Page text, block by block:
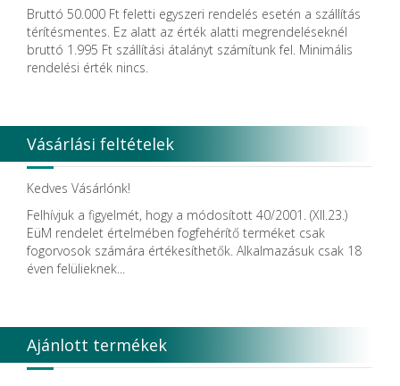
Bruttó 50.000 Ft feletti egyszeri rendelés esetén a szállítás
térítésmentes. Ez alatt az érték alatti megrendeléseknél
bruttó 1.995 Ft szállítási átalányt számítunk fel. Minimális
rendelési érték nincs.
Vásárlási feltételek
Kedves Vásárlónk!
Felhívjuk a figyelmét, hogy a módosított 40/2001. (XII.23.)
EüM rendelet értelmében fogfehérítő terméket csak
fogorvosok számára értékesíthetők. Alkalmazásuk csak 18
éven felülieknek...
Ajánlott termékek